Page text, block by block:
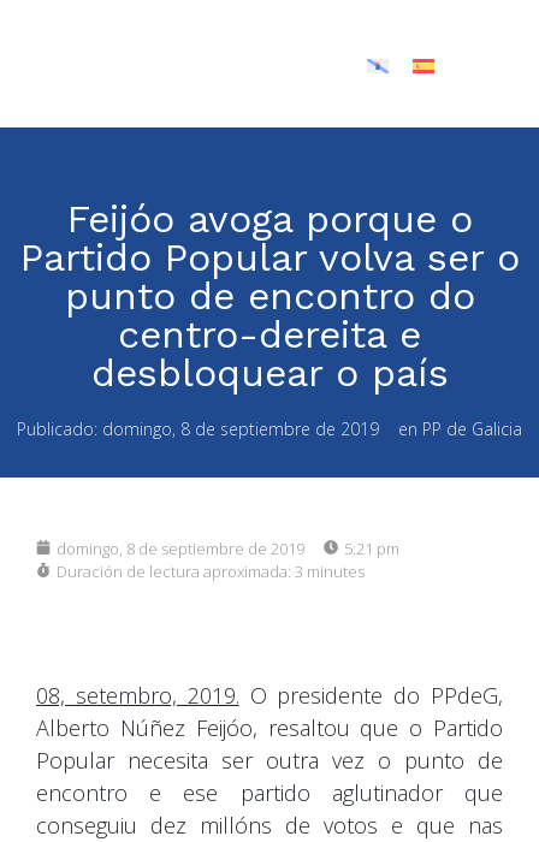
Feijóo avoga porque o
Partido Popular volva ser o
punto de encontro do
centro-dereita e
desbloquear o país
Publicado: domingo, 8 de septiembre de 2019 en PP de Galicia
domingo, 8 de septiembre de 2019
5:21 pm
Duración de lectura aproximada: 3 minutes
08, setembro, 2019. O presidente do PPdeG,
Alberto Núñez Feijóo, resaltou que o Partido
Popular necesita ser outra vez o punto de
encontro e ese partido aglutinador que
conseguiu dez millóns de votos e que nas